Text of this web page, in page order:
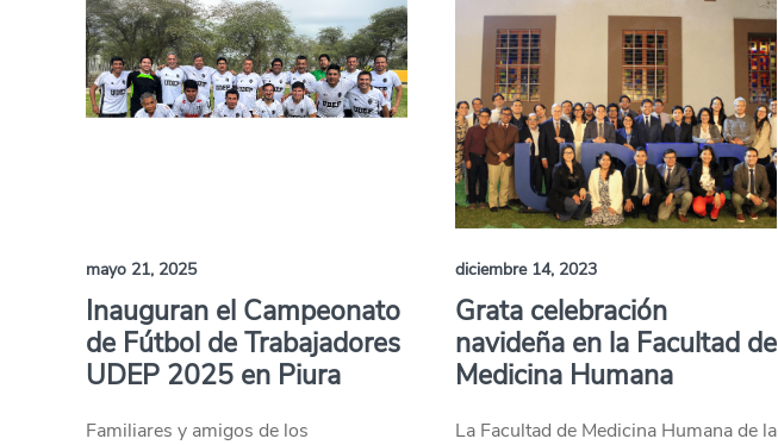
mayo 21, 2025
Inauguran el Campeonato
de Fútbol de Trabajadores
UDEP 2025 en Piura
Familiares y amigos de los
diciembre 14, 2023
Grata celebración
navideña en la Facultad de
Medicina Humana
La Facultad de Medicina Humana de la